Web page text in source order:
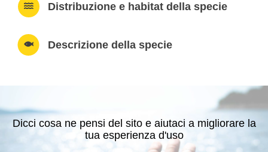
Distribuzione e habitat della specie
Descrizione della specie
Dicci cosa ne pensi del sito e aiutaci a migliorare la
tua esperienza d'uso